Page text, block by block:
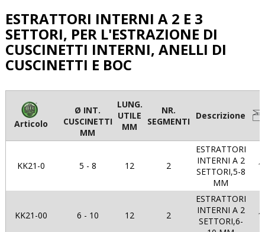
ESTRATTORI INTERNI A 2 E 3
SETTORI, PER L'ESTRAZIONE DI
CUSCINETTI INTERNI, ANELLI DI
CUSCINETTI E BOC
Articolo
Ø INT.
CUSCINETTI
MM
LUNG.
UTILE
MM
NR.
SEGMENTI
Descrizione
KK21-0 5 - 8 12 2
ESTRATTORI
INTERNI A 2
SETTORI,5-8
MM
1
KK21-00 6 - 10 12 2
ESTRATTORI
INTERNI A 2
SETTORI,6-
1